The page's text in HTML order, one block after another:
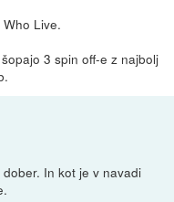
Live.
3 spin off-e z najbolj
In kot je v navadi